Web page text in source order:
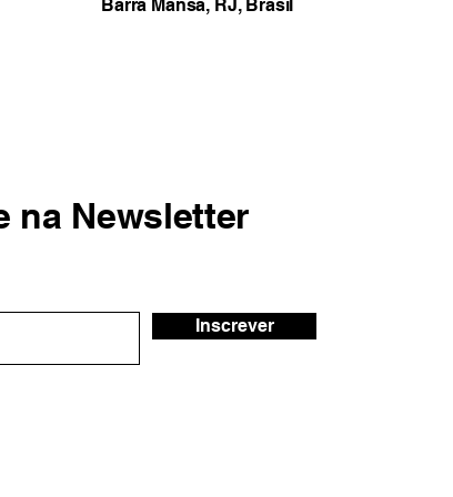
Barra Mansa, RJ, Brasil
na Newsletter
Inscrever